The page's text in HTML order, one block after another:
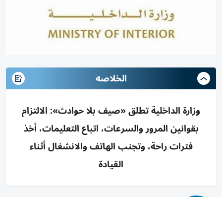
الخلاصه
وزارة الداخلية تطلق «صيف بلا حوادث»: الالتزام
بقوانين المرور والسرعات، اتباع التعليمات، أخذ
فترات راحة، وتجنب الهاتف والانشغال أثناء
القيادة